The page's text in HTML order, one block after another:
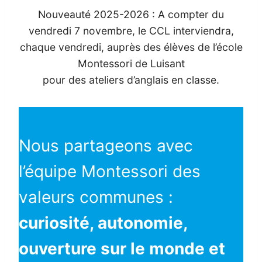
Nouveauté 2025-2026 : A compter du
vendredi 7 novembre, le CCL interviendra,
chaque vendredi, auprès des élèves de l’école
Montessori de Luisant
pour des ateliers d’anglais en classe.
Nous partageons avec
l’équipe Montessori des
valeurs communes :
curiosité, autonomie,
ouverture sur le monde et